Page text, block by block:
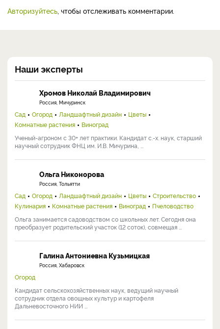
Авторизуйтесь, чтобы отслеживать комментарии.
Наши эксперты
Хромов Николай Владимирович
Россия, Мичуринск
Сад Огород Ландшафтный дизайн
Цветы
Комнатные растения
Виноград
Ученый-агроном с 30+ лет практики. Кандидат с.-х. наук, старший
научный сотрудник ФНЦ им. И.В. Мичурина, ...
Ольга Никонорова
Россия, Тольятти
Сад Огород Ландшафтный дизайн Цветы
Строительство
Кулинария
Комнатные растения Виноград
Пчеловодство
Ольга занимается садоводством со школьных лет. Сегодня она
преобразует родительский участок (12 соток), совмещая ...
Галина Антониевна Кузьмицкая
Россия, Хабаровск
Огород
Кандидат сельскохозяйственных наук, ведущий научный
сотрудник отдела овощных культур и картофеля
Дальневосточного НИИ ...